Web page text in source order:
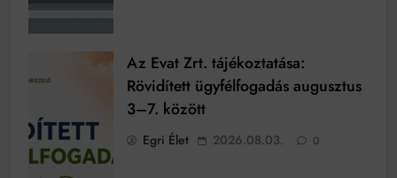
Az Evat Zrt. tájékoztatása:
Rövidített ügyfélfogadás augusztus
3–7. között
Egri Élet 2026.08.03. 0